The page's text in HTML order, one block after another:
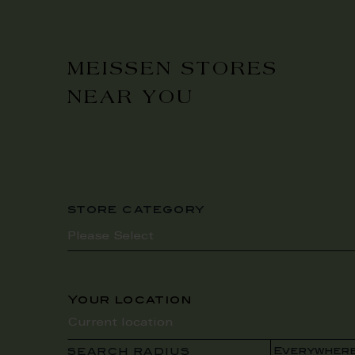
MEISSEN STORES
NEAR YOU
store category
Your location
SEARCH RADIUS